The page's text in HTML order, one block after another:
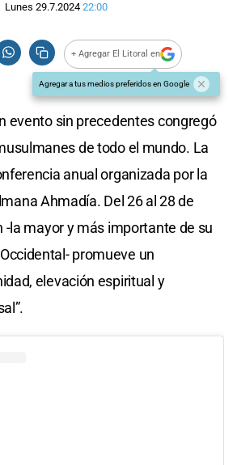
Lunes 29.7.2024 22:00
+ Agregar El Litoral en
Agregar a tus medios preferidos en Google
evento sin precedentes congregó
de todo el mundo. La
anual organizada por la
Ahmadía. Del 26 al 28 de
-la mayor y más importante de su
promueve un
elevación espiritual y